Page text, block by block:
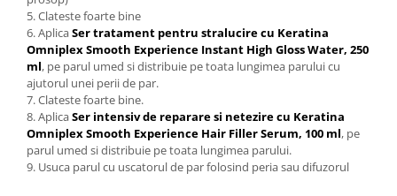
5. Clateste foarte bine
6. AplicaSer tratament pentru stralucire cu Keratina
Omniplex Smooth Experience Instant High Gloss Water, 250
ml, pe parul umed si distribuie pe toata lungimea parului cu
ajutorul unei perii de par.
7. Clateste foarte bine.
8. AplicaSer intensiv de reparare si netezire cu Keratina
Omniplex Smooth Experience Hair Filler Serum, 100 ml, pe
parul umed si distribuie pe toata lungimea parului.
9. Usuca parul cu uscatorul de par folosind peria sau difuzorul